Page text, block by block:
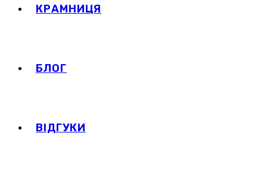
КРАМНИЦЯ
БЛОГ
ВІДГУКИ